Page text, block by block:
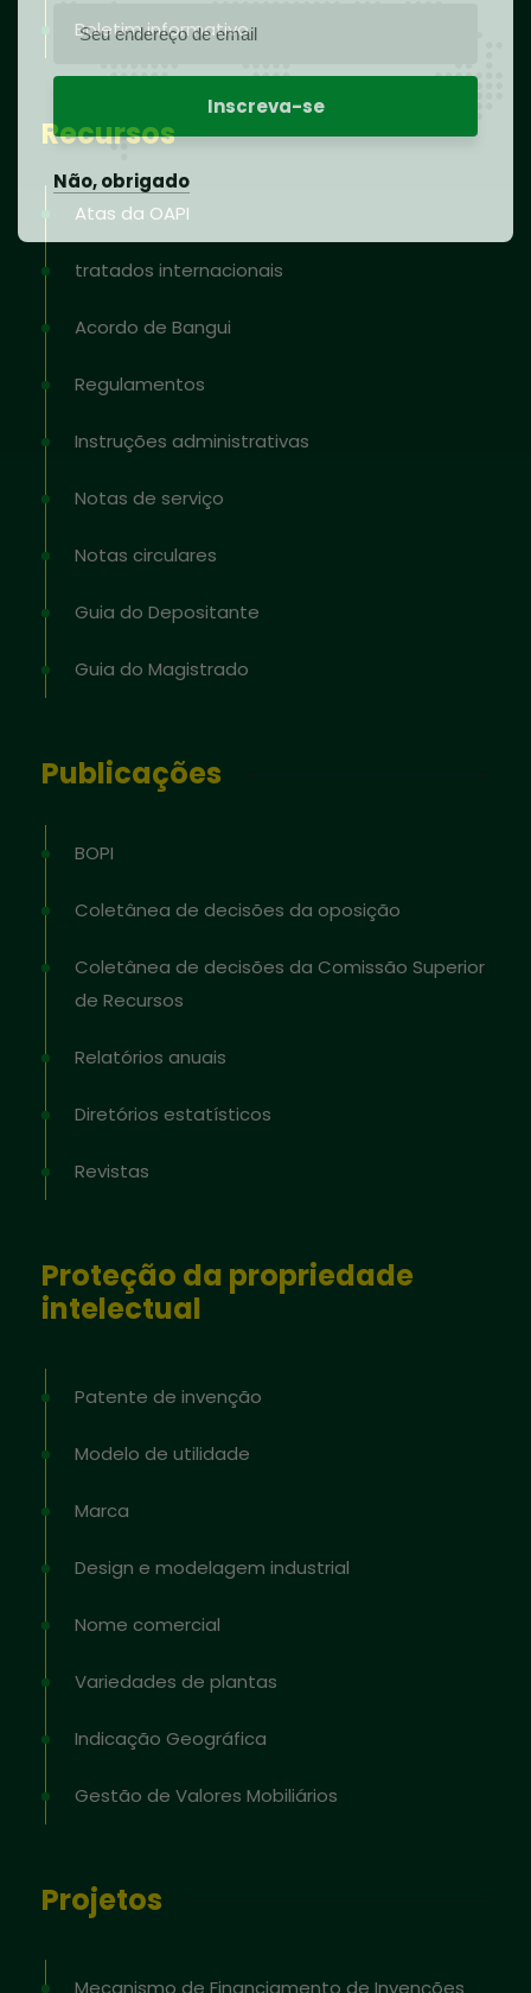
Boletim informativo
Recursos
Atas da OAPI
tratados internacionais
Acordo de Bangui
Regulamentos
Instruções administrativas
Notas de serviço
Notas circulares
Guia do Depositante
Guia do Magistrado
Publicações
BOPI
Coletânea de decisões da oposição
Coletânea de decisões da Comissão Superior
de Recursos
Relatórios anuais
Diretórios estatísticos
Revistas
Proteção da propriedade
intelectual
Patente de invenção
Modelo de utilidade
Marca
Design e modelagem industrial
Nome comercial
Variedades de plantas
Indicação Geográfica
Gestão de Valores Mobiliários
Projetos
Mecanismo de Financiamento de Invenções
Não, obrigado